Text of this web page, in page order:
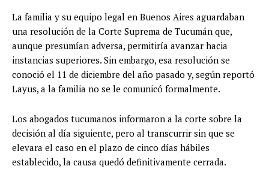
La familia y su equipo legal en Buenos Aires aguardaban
una resolución de la Corte Suprema de Tucumán que,
aunque presumían adversa, permitiría avanzar hacia
instancias superiores. Sin embargo, esa resolución se
conoció el 11 de diciembre del año pasado y, según reportó
Layus, a la familia no se le comunicó formalmente.
Los abogados tucumanos informaron a la corte sobre la
decisión al día siguiente, pero al transcurrir sin que se
elevara el caso en el plazo de cinco días hábiles
establecido, la causa quedó definitivamente cerrada.